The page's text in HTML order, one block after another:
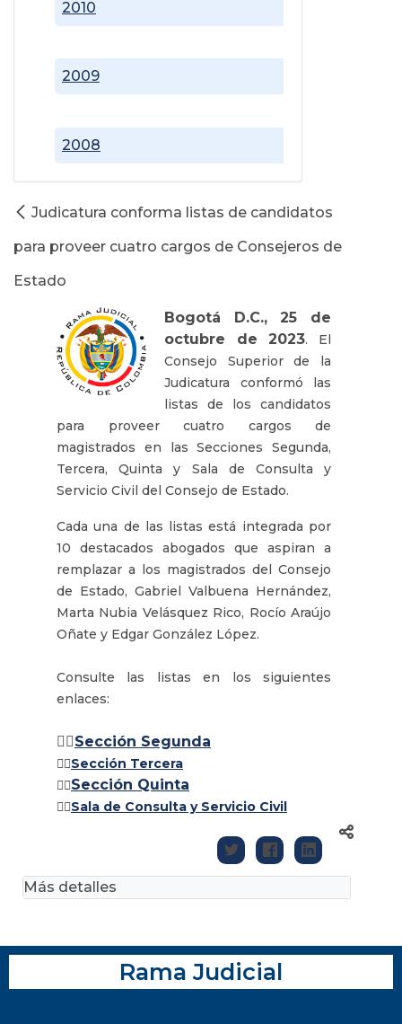
2008
2009
2010
Judicatura conforma listas de candidatos
para proveer cuatro cargos de Consejeros de
Estado
Bogotá D.C., 25 de
octubre de 2023. El
Consejo Superior de la
Judicatura conformó las
listas de los candidatos
para proveer cuatro cargos de
magistrados en las Secciones Segunda,
Tercera, Quinta y Sala de Consulta y
Servicio Civil del Consejo de Estado.
Cada una de las listas está integrada por
10 destacados abogados que aspiran a
remplazar a los magistrados del Consejo
de Estado, Gabriel Valbuena Hernández,
Marta Nubia Velásquez Rico, Rocío Araújo
Oñate y Edgar González López.
Consulte las listas en los siguientes
enlaces:
👉🏽Sección Segunda
👉🏽Sección Tercera
👉🏽Sección Quinta
👉🏽Sala de Consulta y Servicio Civil
Más detalles
Rama Judicial